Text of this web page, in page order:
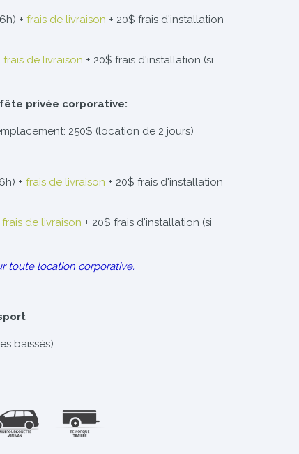
+frais de livraison + 20$ frais d'installation
frais de livraison + 20$ frais d'installation (si
privée corporative:
250$ (location de 2 jours)
+frais de livraison + 20$ frais d'installation
frais de livraison + 20$ frais d'installation (si
toute location corporative.
baissés)